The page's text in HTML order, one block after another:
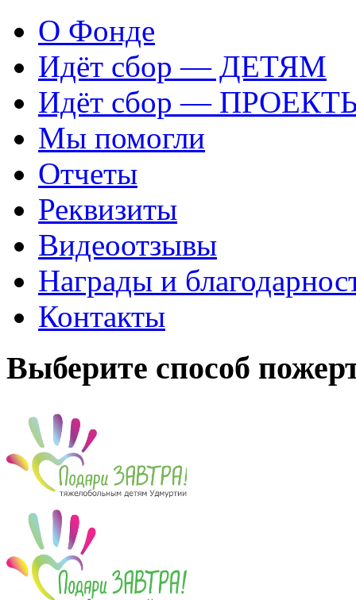
О Фонде
Идёт сбор — ДЕТЯМ
Идёт сбор —
Мы помогли
Отчеты
Реквизиты
Видеоотзывы
Награды и
Контакты
Выберите способ